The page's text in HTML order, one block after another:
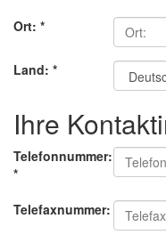
Ort: *
Land: *
Ihre
Telefonnummer:
*
Telefaxnummer: